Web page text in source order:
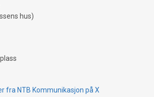
hus)
fra NTB Kommunikasjon på X